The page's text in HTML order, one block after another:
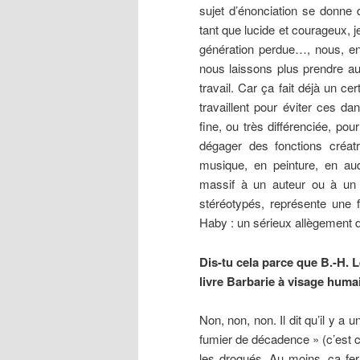
sujet d’énonciation se
tant que lucide et
génération perdue…, nous,
nous laissons plus prendre
travail. Car ça fait déjà un
travaillent pour éviter ces
fine, ou très différenciée,
dégager des fonctions
musique, en peinture, en
massif à un auteur ou à
stéréotypés, représente
Haby : un sérieux allègement
Dis-tu cela parce que B.-H.
livre Barbarie à visage
Non, non, non. Il dit qu’il y a
fumier de décadence » (c’est